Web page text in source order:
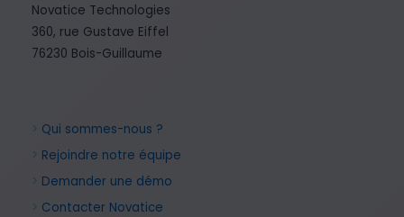
Novatice Technologies
360, rue Gustave Eiffel
76230 Bois-Guillaume
> Qui sommes-nous ?
> Rejoindre notre équipe
> Demander une démo
> Contacter Novatice